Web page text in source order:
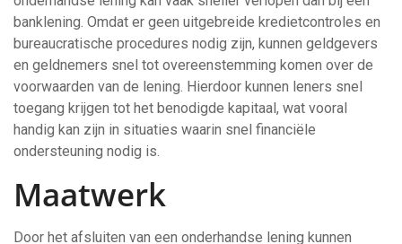
banklening. Omdat er geen uitgebreide kredietcontroles en
bureaucratische procedures nodig zijn, kunnen geldgevers
en geldnemers snel tot overeenstemming komen over de
voorwaarden van de lening. Hierdoor kunnen leners snel
toegang krijgen tot het benodigde kapitaal, wat vooral
handig kan zijn in situaties waarin snel financiële
ondersteuning nodig is.
Maatwerk
Door het afsluiten van een onderhandse lening kunnen